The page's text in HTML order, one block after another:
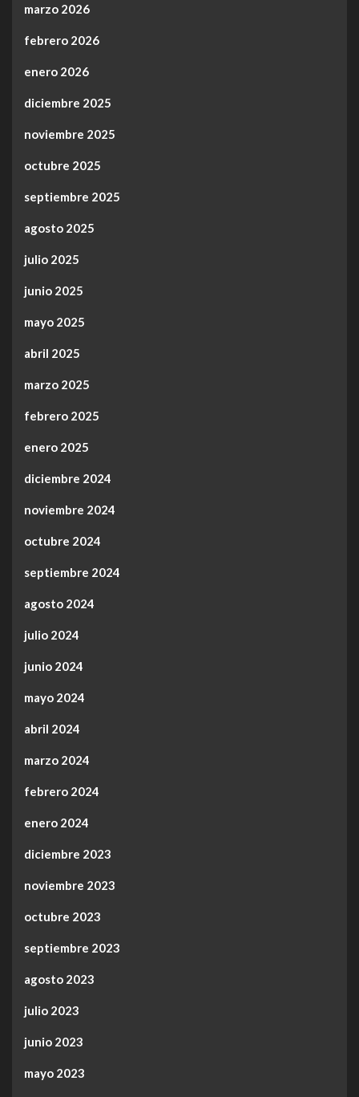
marzo 2026
febrero 2026
enero 2026
diciembre 2025
noviembre 2025
octubre 2025
septiembre 2025
agosto 2025
julio 2025
junio 2025
mayo 2025
abril 2025
marzo 2025
febrero 2025
enero 2025
diciembre 2024
noviembre 2024
octubre 2024
septiembre 2024
agosto 2024
julio 2024
junio 2024
mayo 2024
abril 2024
marzo 2024
febrero 2024
enero 2024
diciembre 2023
noviembre 2023
octubre 2023
septiembre 2023
agosto 2023
julio 2023
junio 2023
mayo 2023